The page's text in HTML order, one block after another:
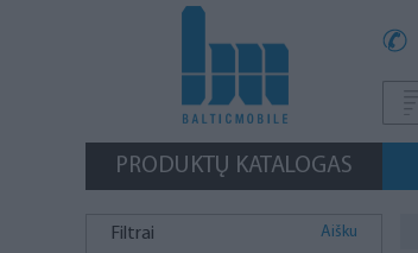
PRODUKTŲ KATALOGAS
Filtrai Aišku